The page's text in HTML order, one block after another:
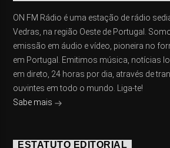
ON FM Rádio é uma estação de rádio
Vedras, na região Oeste de Portugal.
emissão em áudio e vídeo, pioneira no
em Portugal. Emitimos música, notícias
em direto, 24 horas por dia, através de
ouvintes em todo o mundo. Liga-te!
Sabe mais
ESTATUTO EDITORIAL